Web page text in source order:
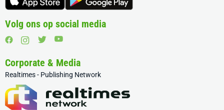
Volg ons op social media
Corporate & Media
Realtimes - Publishing Network